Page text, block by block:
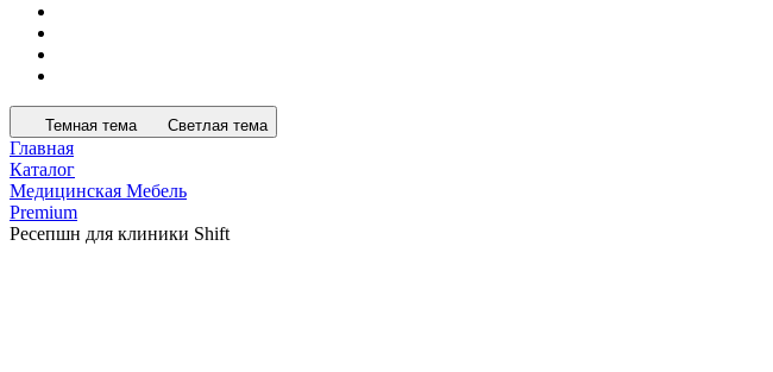
Темная тема Светлая тема
Главная
Каталог
Медицинская Мебель
Premium
Ресепшн для клиники Shift